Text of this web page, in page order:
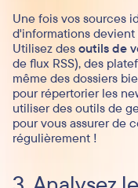
Une fois vos sources
d'informations devient
Utilisez des outils de
de flux RSS), des
même des dossiers
pour répertorier les
utiliser des outils de
pour vous assurer de
régulièrement !